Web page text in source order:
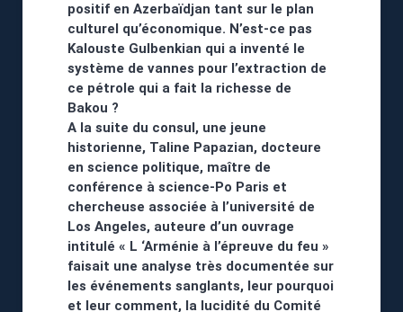
positif en Azerbaïdjan tant sur le plan
culturel qu’économique. N’est-ce pas
Kalouste Gulbenkian qui a inventé le
système de vannes pour l’extraction de
ce pétrole qui a fait la richesse de
Bakou ?
A la suite du consul, une jeune
historienne, Taline Papazian, docteure
en science politique, maître de
conférence à science-Po Paris et
chercheuse associée à l’université de
Los Angeles, auteure d’un ouvrage
intitulé « L ‘Arménie à l’épreuve du feu »
faisait une analyse très documentée sur
les événements sanglants, leur pourquoi
et leur comment, la lucidité du Comité